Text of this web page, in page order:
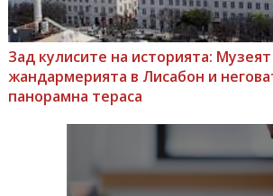
Зад кулисите на историята:
жандармерията в Лисабон и
панорамна тераса